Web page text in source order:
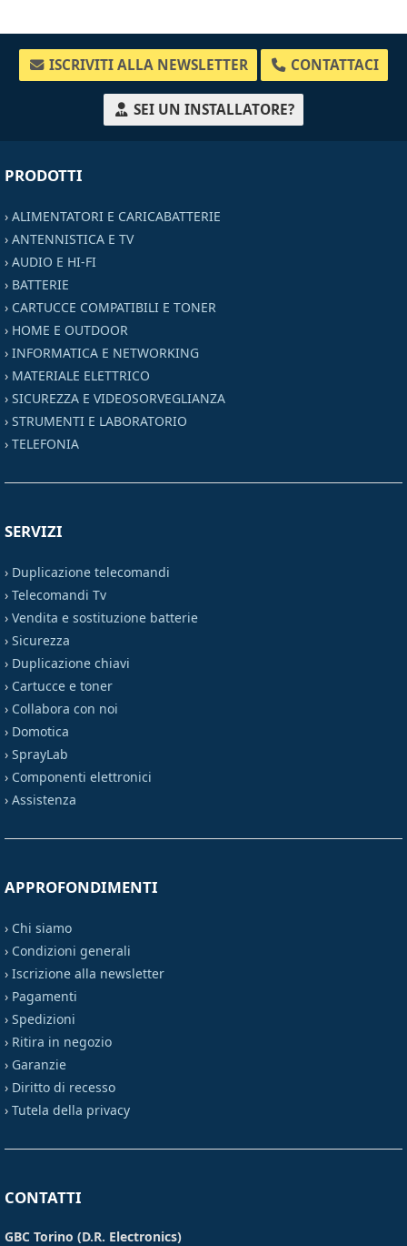
ISCRIVITI ALLA NEWSLETTER CONTATTACI
SEI UN INSTALLATORE?
PRODOTTI
› ALIMENTATORI E CARICABATTERIE
› ANTENNISTICA E TV
› AUDIO E HI-FI
› BATTERIE
› CARTUCCE COMPATIBILI E TONER
› HOME E OUTDOOR
› INFORMATICA E NETWORKING
› MATERIALE ELETTRICO
› SICUREZZA E VIDEOSORVEGLIANZA
› STRUMENTI E LABORATORIO
› TELEFONIA
SERVIZI
› Duplicazione telecomandi
› Telecomandi Tv
› Vendita e sostituzione batterie
› Sicurezza
› Duplicazione chiavi
› Cartucce e toner
› Collabora con noi
› Domotica
› SprayLab
› Componenti elettronici
› Assistenza
APPROFONDIMENTI
› Chi siamo
› Condizioni generali
› Iscrizione alla newsletter
› Pagamenti
› Spedizioni
› Ritira in negozio
› Garanzie
› Diritto di recesso
› Tutela della privacy
CONTATTI
GBC Torino (D.R. Electronics)